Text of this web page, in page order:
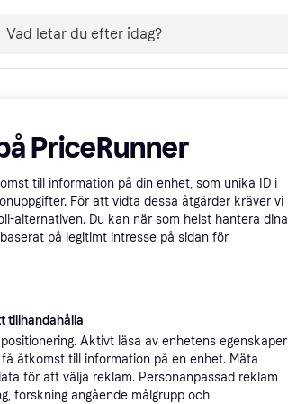
PriceRunner
till information på din enhet, som unika ID i
För att vidta dessa åtgärder kräver vi
alternativen. Du kan när som helst hantera dina
på legitimt intresse på sidan för
tillhandahålla
Aktivt läsa av enhetens egenskaper
åtkomst till information på en enhet. Mäta
för att välja reklam. Personanpassad reklam
forskning angående målgrupp och